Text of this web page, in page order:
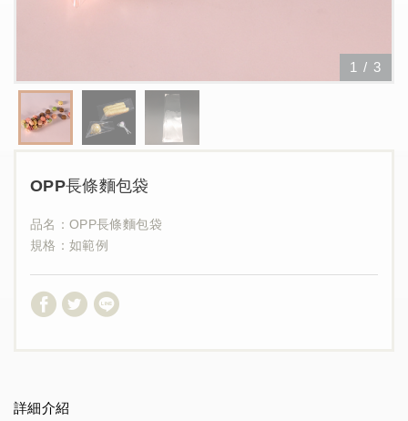
OPP長條麵包袋
品名：OPP長條麵包袋
規格：如範例
1 / 3
詳細介紹